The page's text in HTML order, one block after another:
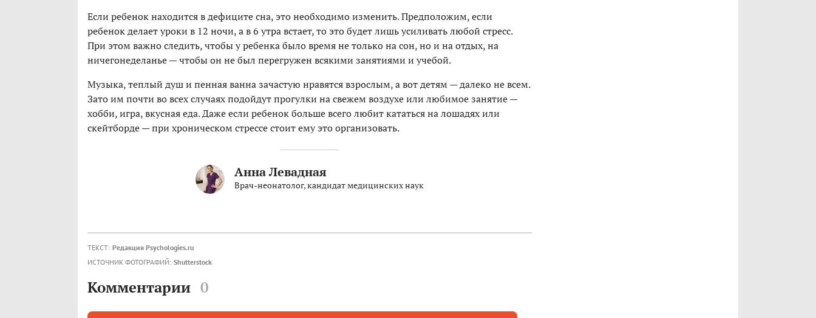
Если ребенок находится в дефиците сна, это необходимо изменить. Предположим, если
ребенок делает уроки в 12 ночи, а в 6 утра встает, то это будет лишь усиливать любой стресс.
При этом важно следить, чтобы у ребенка было время не только на сон, но и на отдых, на
ничегонеделанье — чтобы он не был перегружен всякими занятиями и учебой.
Музыка, теплый душ и пенная ванна зачастую нравятся взрослым, а вот детям — далеко не всем.
Зато им почти во всех случаях подойдут прогулки на свежем воздухе или любимое занятие —
хобби, игра, вкусная еда. Даже если ребенок больше всего любит кататься на лошадях или
скейтборде — при хроническом стрессе стоит ему это организовать.
Анна Левадная
Врач-неонатолог, кандидат медицинских наук
ТЕКСТ: Редакция Psychologies.ru
ИСТОЧНИК ФОТОГРАФИЙ: Shutterstock
Комментарии 0